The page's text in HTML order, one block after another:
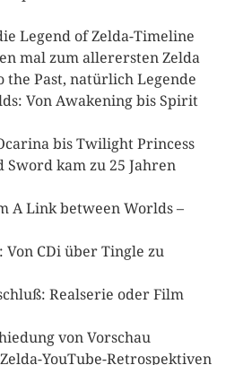
Legend of Zelda-Timeline
mal zum allerersten Zelda
the Past, natürlich Legende
Von Awakening bis Spirit
bis Twilight Princess
Sword kam zu 25 Jahren
A Link between Worlds –
Von CDi über Tingle zu
Realserie oder Film
von Vorschau
Zelda-YouTube-Retrospektiven